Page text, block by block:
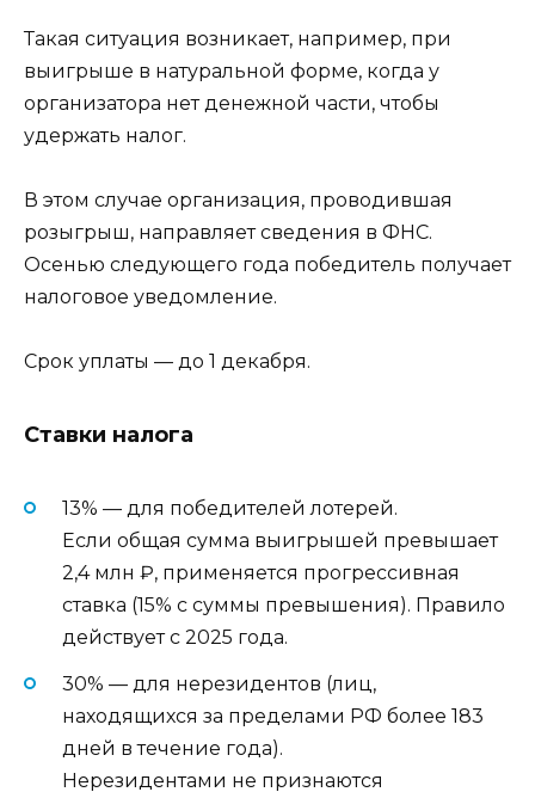
Такая ситуация возникает, например, при
выигрыше в натуральной форме, когда у
организатора нет денежной части, чтобы
удержать налог.
В этом случае организация, проводившая
розыгрыш, направляет сведения в ФНС.
Осенью следующего года победитель получает
налоговое уведомление.
Срок уплаты — до 1 декабря.
Ставки налога
13% — для победителей лотерей.
Если общая сумма выигрышей превышает
2,4 млн ₽, применяется прогрессивная
ставка (15% с суммы превышения). Правило
действует с 2025 года.
30% — для нерезидентов (лиц,
находящихся за пределами РФ более 183
дней в течение года).
Нерезидентами не признаются